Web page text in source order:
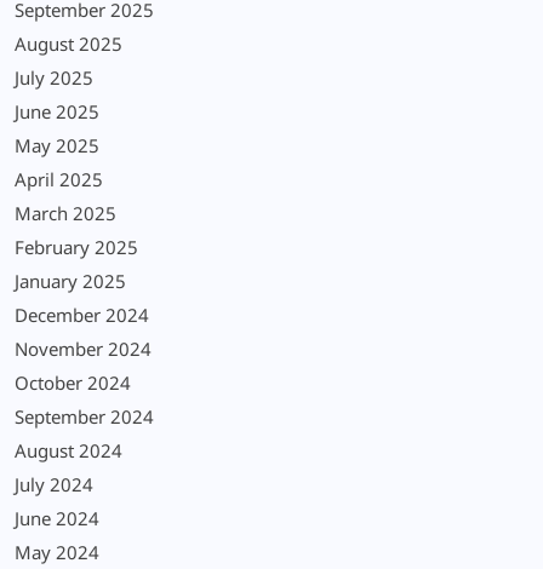
September 2025
August 2025
July 2025
June 2025
May 2025
April 2025
March 2025
February 2025
January 2025
December 2024
November 2024
October 2024
September 2024
August 2024
July 2024
June 2024
May 2024